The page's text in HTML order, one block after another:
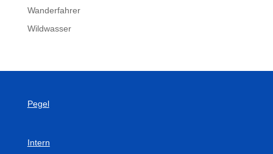
Wanderfahrer
Wildwasser
Pegel
Intern